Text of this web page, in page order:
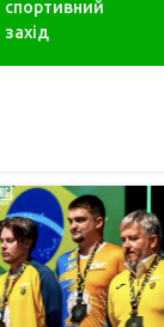
спортивний
захід